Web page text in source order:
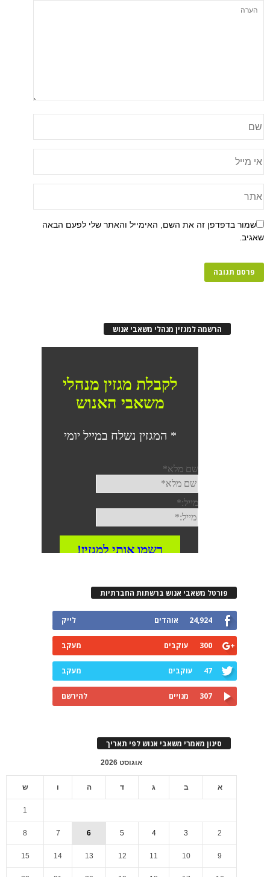
שמור בדפדפן זה את השם, האימייל והאתר שלי לפעם הבאה
שאגיב.
הרשמה למגזין מנהלי משאבי אנוש
פורטל משאבי אנוש ברשתות החברתיות
24,924 אוהדים לייק
300 עוקבים מעקב
47 עוקבים מעקב
307 מנויים להירשם
סינון מאמרי משאבי אנוש לפי תאריך
אוגוסט 2026
א ב ג ד ה ו ש
1
2
3
4
5
6
7
8
9
10
11
12
13
14
15